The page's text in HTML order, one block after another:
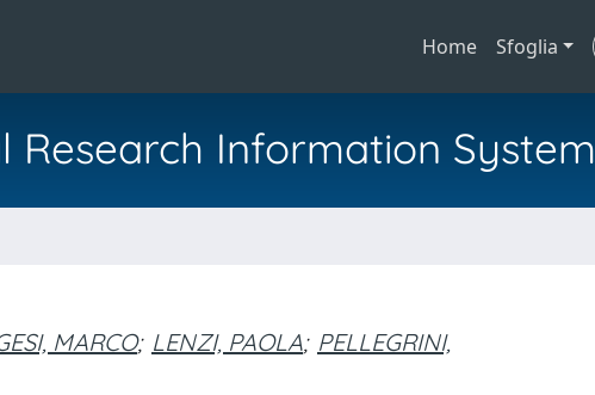
Home Sfoglia
Research Information System
MARCO; LENZI, PAOLA; PELLEGRINI,